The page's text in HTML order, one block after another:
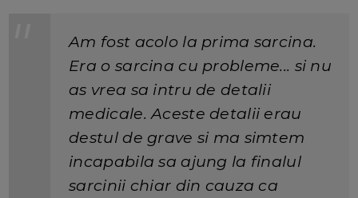
Am fost acolo la prima sarcina.
Era o sarcina cu probleme... si nu
as vrea sa intru de detalii
medicale. Aceste detalii erau
destul de grave si ma simtem
incapabila sa ajung la finalul
sarcinii chiar din cauza ca